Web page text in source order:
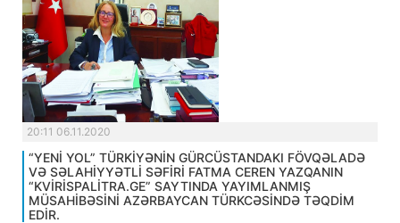
20:11 06.11.2020
“YENİ YOL” TÜRKİYƏNİN GÜRCÜSTANDAKI FÖVQƏLADƏ
VƏ SƏLAHİYYƏTLİ SƏFİRİ FATMA CEREN YAZQANIN
“KVİRİSPALİTRA.GE” SAYTINDA YAYIMLANMIŞ
MÜSAHİBƏSİNİ AZƏRBAYCAN TÜRKCƏSİNDƏ TƏQDİM
EDİR.